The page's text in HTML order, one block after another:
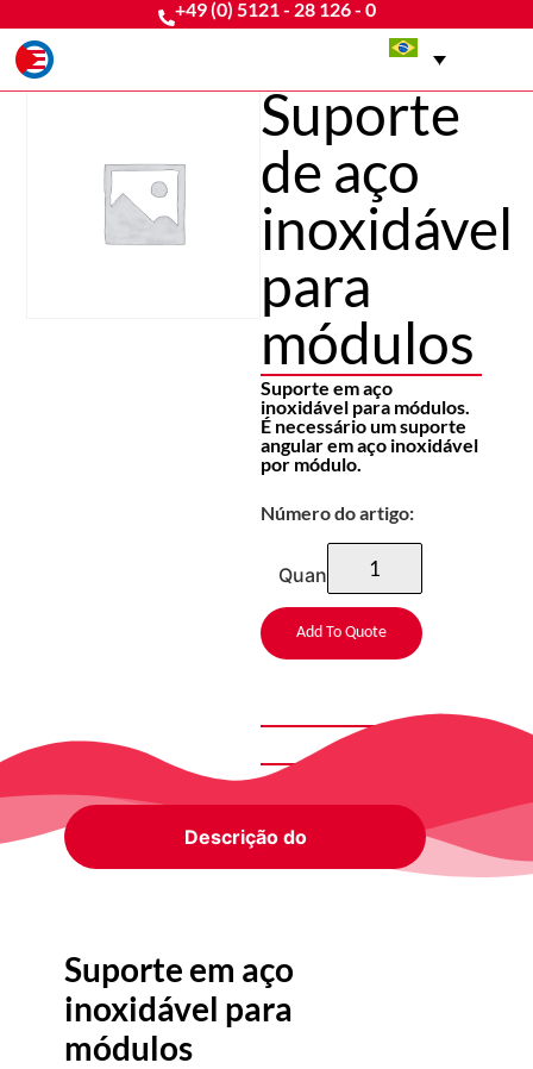
+49 (0) 5121 - 28 126 - 0
Suporte
de aço
inoxidável
para
módulos
Suporte em aço
inoxidável para módulos.
É necessário um suporte
angular em aço inoxidável
por módulo.
Número do artigo:
Quantidade
Add To Quote
Descrição do
Suporte em aço
inoxidável para
módulos